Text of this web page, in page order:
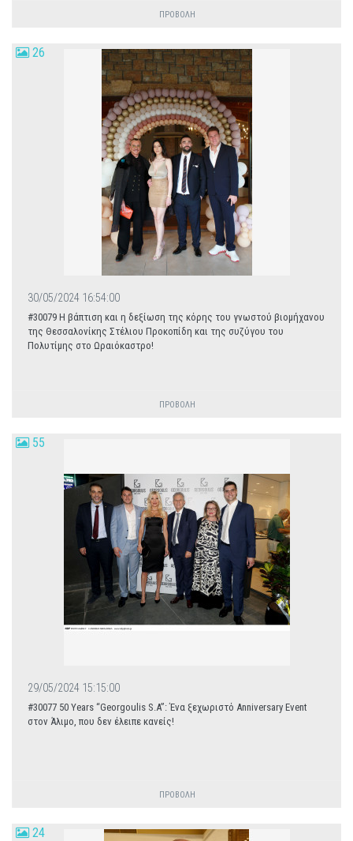
ΠΡΟΒΟΛΗ
26
30/05/2024 16:54:00
#30079 H βάπτιση και η δεξίωση της κόρης του γνωστού βιομήχανου
της Θεσσαλονίκης Στέλιου Προκοπίδη και της συζύγου του
Πολυτίμης στο Ωραιόκαστρο!
ΠΡΟΒΟΛΗ
55
29/05/2024 15:15:00
#30077 50 Years “Georgoulis S.A”: Ένα ξεχωριστό Anniversary Event
στον Άλιμο, που δεν έλειπε κανείς!
ΠΡΟΒΟΛΗ
24